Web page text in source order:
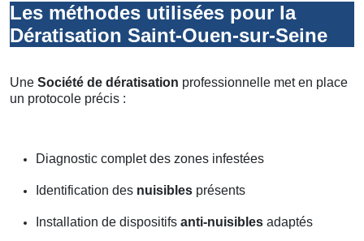
Les méthodes utilisées pour la
Dératisation Saint-Ouen-sur-Seine
Une Société de dératisation professionnelle met en place
un protocole précis :
Diagnostic complet des zones infestées
Identification des nuisibles présents
Installation de dispositifs anti-nuisibles adaptés